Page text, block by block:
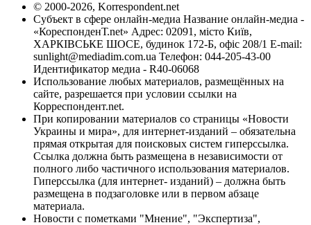
© 2000-2026, Korrespondent.net
Субъект в сфере онлайн-медиа Название онлайн-медиа -
«КореспонденТ.net» Адрес: 02091, місто Київ,
ХАРКІВСЬКЕ ШОСЕ, будинок 172-Б, офіс 208/1 E-mail:
sunlight@mediadim.com.ua Телефон: 044-205-43-00
Идентификатор медиа - R40-06068
Использование любых материалов, размещённых на
сайте, разрешается при условии ссылки на
Корреспондент.net.
При копировании материалов со страницы «Новости
Украины и мира», для интернет-изданий – обязательна
прямая открытая для поисковых систем гиперссылка.
Ссылка должна быть размещена в независимости от
полного либо частичного использования материалов.
Гиперссылка (для интернет- изданий) – должна быть
размещена в подзаголовке или в первом абзаце
материала.
Новости с пометками "Мнение", "Экспертиза",